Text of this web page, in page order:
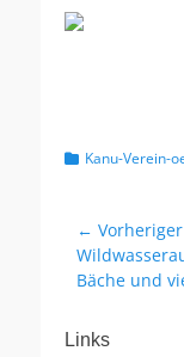
Kategorien
Kanu-Verein-
← Vorheriger
Vorheriger
Beitrag:
Bäche und
Links